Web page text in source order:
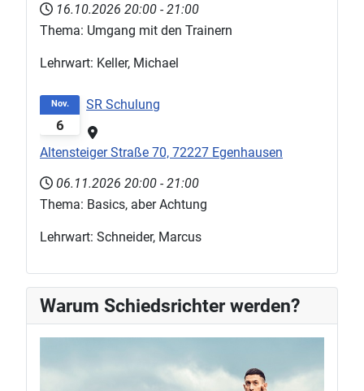
16.10.2026 20:00 - 21:00
Thema: Umgang mit den Trainern
Lehrwart: Keller, Michael
6
Nov. SR Schulung
Altensteiger Straße 70, 72227 Egenhausen
06.11.2026 20:00 - 21:00
Thema: Basics, aber Achtung
Lehrwart: Schneider, Marcus
Warum Schiedsrichter werden?